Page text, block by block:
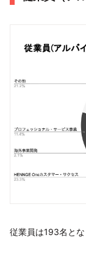
従業員は193名とな